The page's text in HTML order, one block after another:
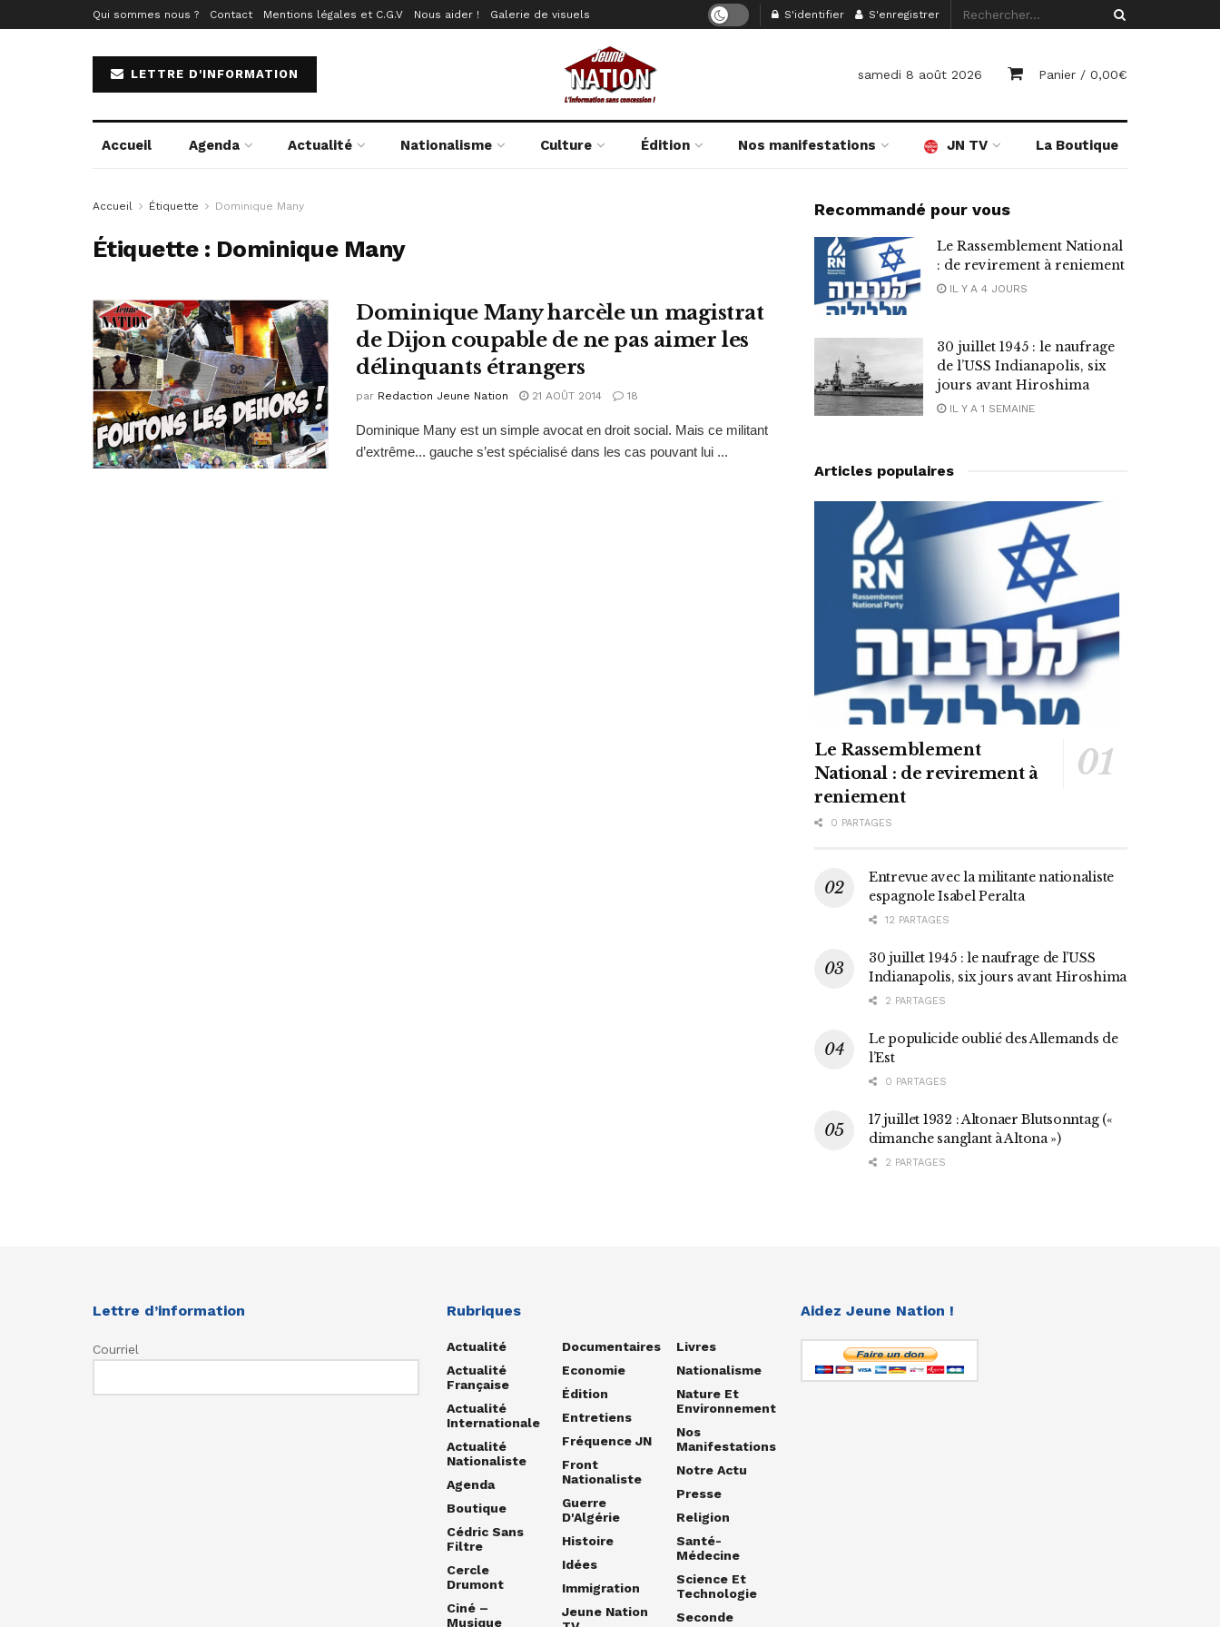
Qui sommes nous ? Contact Mentions légales et C.G.V Nous aider ! Galerie de visuels S'identifier S'enregistrer
LETTRE D'INFORMATION samedi 8 août 2026 Panier / 0,00€
Accueil Agenda Actualité Nationalisme Culture Édition Nos manifestations JN TV La Boutique
Accueil Étiquette Dominique Many
Étiquette : Dominique Many
Dominique Many harcèle un magistrat
de Dijon coupable de ne pas aimer les
délinquants étrangers
par Redaction Jeune Nation 21 AOÛT 2014 18
Dominique Many est un simple avocat en droit social. Mais ce militant
d’extrême... gauche s’est spécialisé dans les cas pouvant lui ...
Recommandé pour vous
Le Rassemblement National
: de revirement à reniement
IL Y A 4 JOURS
30 juillet 1945 : le naufrage
de l’USS Indianapolis, six
jours avant Hiroshima
IL Y A 1 SEMAINE
Articles populaires
Le Rassemblement
National : de revirement à
reniement
0 PARTAGES
Entrevue avec la militante nationaliste
espagnole Isabel Peralta
12 PARTAGES
30 juillet 1945 : le naufrage de l’USS
Indianapolis, six jours avant Hiroshima
2 PARTAGES
Le populicide oublié des Allemands de
l’Est
0 PARTAGES
17 juillet 1932 : Altonaer Blutsonntag («
dimanche sanglant à Altona »)
2 PARTAGES
Lettre d’information
Courriel
Rubriques
Actualité
Actualité
Française
Actualité
Internationale
Actualité
Nationaliste
Agenda
Boutique
Cédric Sans
Filtre
Cercle
Drumont
Ciné –
Musique
Documentaires
Economie
Édition
Entretiens
Fréquence JN
Front
Nationaliste
Guerre
D'Algérie
Histoire
Idées
Immigration
Jeune Nation
Livres
Nationalisme
Nature Et
Environnement
Nos
Manifestations
Notre Actu
Presse
Religion
Santé-
Médecine
Science Et
Technologie
Seconde
Aidez Jeune Nation !